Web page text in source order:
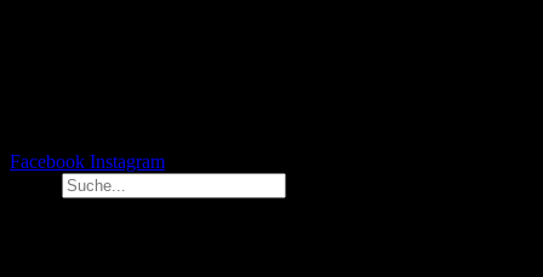
Facebook Instagram